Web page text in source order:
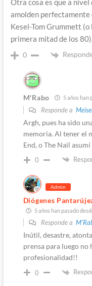
Otra cosa es que a
amolden perfectamente
Kesel-Tom Grummett
primera mitad de los
0
M'Rabo 5 años han
Responde a
Argh, pues ha sido
memoria. Al tener el
End, o The Nail
0
Admin
Diógenes
5 años han pasado
Responde a
Inútil, desastre,
prensa para luego no
profesionalidad!!
0